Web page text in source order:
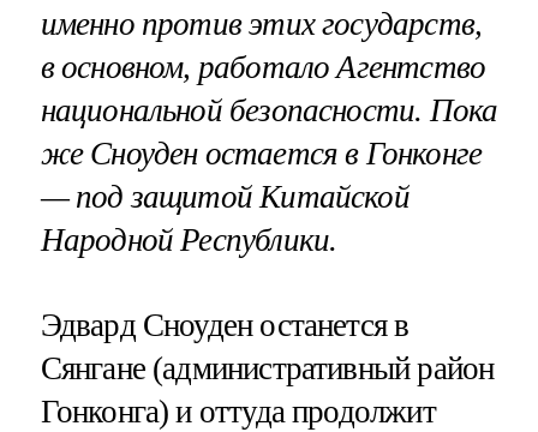
именно против этих государств,
в основном, работало Агентство
национальной безопасности. Пока
же Сноуден остается в Гонконге
— под защитой Китайской
Народной Республики.
Эдвард Сноуден останется в
Сянгане (административный район
Гонконга) и оттуда продолжит